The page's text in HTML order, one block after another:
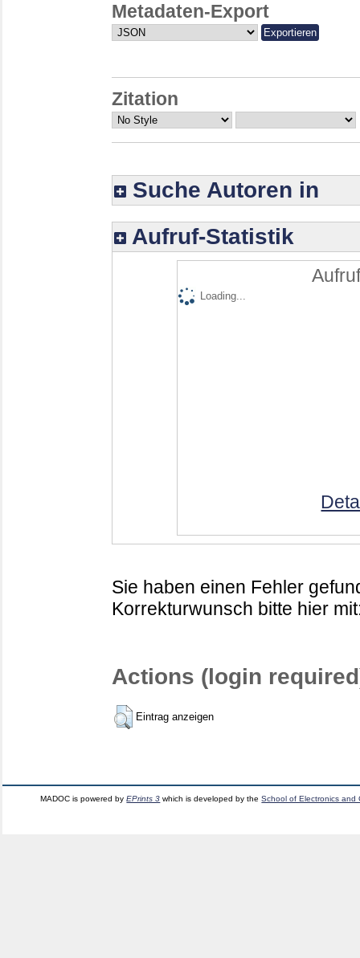
Metadaten-Export
Zitation
Suche Autoren in
Aufruf-Statistik
Loading...
Sie haben einen Fehler
Korrekturwunsch bitte hier
Actions (login
Eintrag anzeigen
MADOC is powered byEPrints 3 which is developed by theSchool of Electronics and